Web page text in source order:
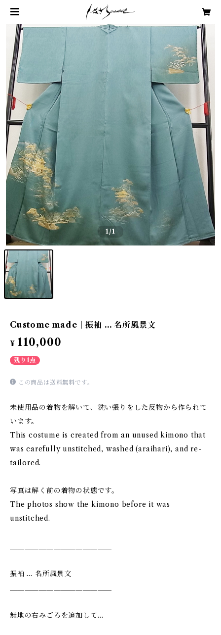
1/1
Custome made｜振袖 … 名所風景文
¥ 110,000
残り1点
この商品は送料無料です。
未使用品の着物を解いて、洗い張りをした反物から作られて
います。
This costume is created from an unused kimono that
was carefully unstitched, washed (araihari), and re-
tailored.
写真は解く前の着物の状態です。
The photos show the kimono before it was
unstitched.
振袖 … 名所風景文
無地の右みごろを追加して…